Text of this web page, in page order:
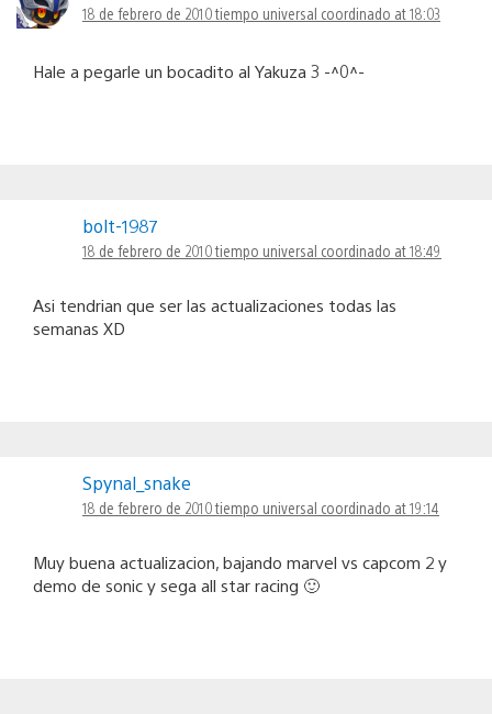
18 de febrero de 2010 tiempo universal coordinado at 18:03
Hale a pegarle un bocadito al Yakuza 3 -^0^-
bolt-1987
18 de febrero de 2010 tiempo universal coordinado at 18:49
Asi tendrian que ser las actualizaciones todas las
semanas XD
Spynal_snake
18 de febrero de 2010 tiempo universal coordinado at 19:14
Muy buena actualizacion, bajando marvel vs capcom 2 y
demo de sonic y sega all star racing 🙂